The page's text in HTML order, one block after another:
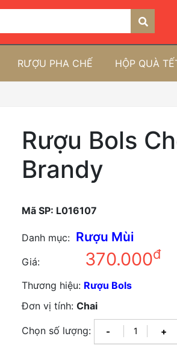
RƯỢU PHA CHẾ HỘP QUÀ
Rượu Bols
Brandy
Mã SP: L016107
Danh mục: Rượu Mùi
Giá: 370.000đ
Thương hiệu: Rượu Bols
Đơn vị tính: Chai
Chọn số lượng: - +